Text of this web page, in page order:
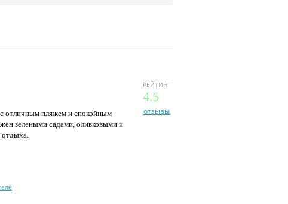
РЕЙТИНГ
4.5
отзывы
отличным пляжем и спокойным
зелеными садами, оливковыми и
отдыха.